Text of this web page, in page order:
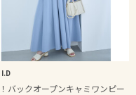
I.D
バックオープンキャミワンピー